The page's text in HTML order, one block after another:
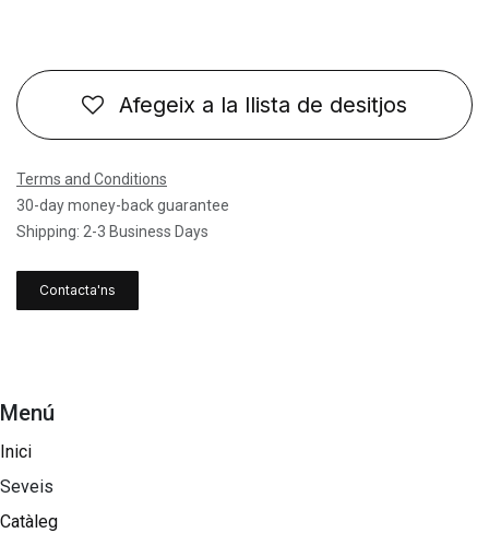
Afegeix a la llista de desitjos
Terms and Conditions
30-day money-back guarantee
Shipping: 2-3 Business Days
Contacta'ns
Menú
Inici
Seveis
Catàleg